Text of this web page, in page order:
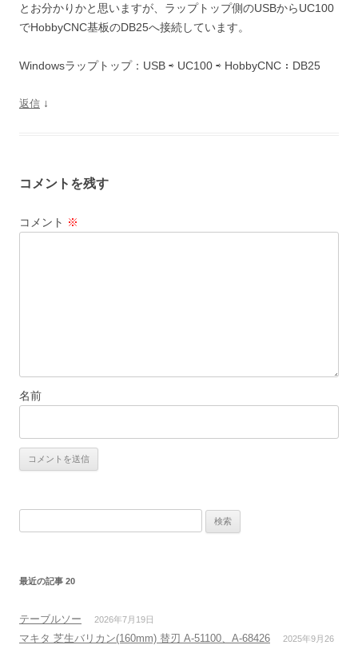
とお分かりかと思いますが、ラップトップ側のUSBからUC100
でHobbyCNC基板のDB25へ接続しています。
Windowsラップトップ：USB ⇨ UC100 ⇨ HobbyCNC：DB25
返信 ↓
コメントを残す
コメント ※
名前
索:
最近の記事 20
テーブルソー 2026年7月19日
マキタ 芝生バリカン(160mm) 替刃 A-51100、A-68426
2025年9月26